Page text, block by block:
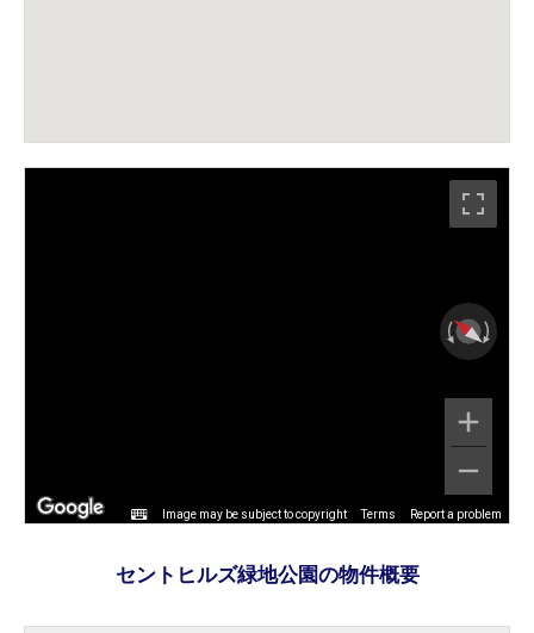
Image may be subject to copyright Terms Report a problem
セントヒルズ緑地公園の物件概要